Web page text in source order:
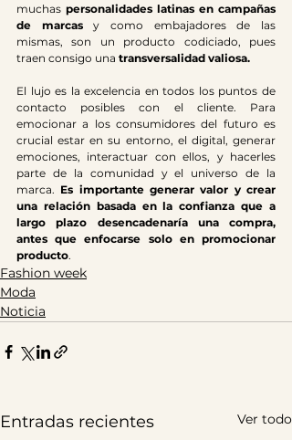
muchas personalidades latinas en campañas
de marcas y como embajadores de las
mismas, son un producto codiciado, pues
traen consigo una transversalidad valiosa.
El lujo es la excelencia en todos los puntos de
contacto posibles con el cliente. Para
emocionar a los consumidores del futuro es
crucial estar en su entorno, el digital, generar
emociones, interactuar con ellos, y hacerles
parte de la comunidad y el universo de la
marca. Es importante generar valor y crear
una relación basada en la confianza que a
largo plazo desencadenaría una compra,
antes que enfocarse solo en promocionar
producto.
Fashion week
Moda
Noticia
Entradas recientes Ver todo